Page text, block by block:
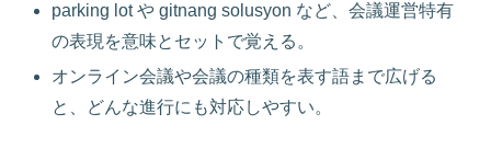
parking lot や gitnang solusyon など、会議運営特有
の表現を意味とセットで覚える。
オンライン会議や会議の種類を表す語まで広げる
と、どんな進行にも対応しやすい。